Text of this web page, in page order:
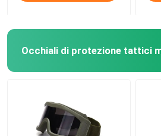
Occhiali di protezione tattici